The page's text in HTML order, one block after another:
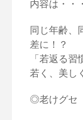
内容は・・・
同じ年齢、
差に！？
「若返る
若く、美し
◎老けグセ